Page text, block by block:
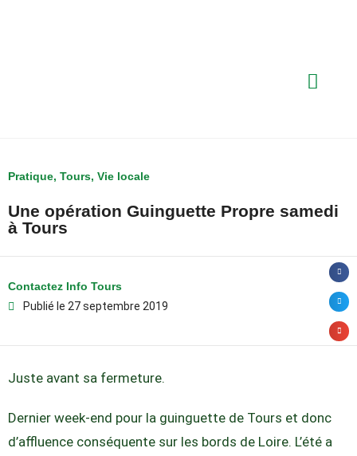
Pratique, Tours, Vie locale
Une opération Guinguette Propre samedi
à Tours
Contactez Info Tours
Publié le 27 septembre 2019
Juste avant sa fermeture.
Dernier week-end pour la guinguette de Tours et donc
d’affluence conséquente sur les bords de Loire. L’été a